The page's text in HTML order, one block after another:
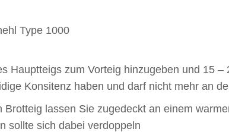
Type 1000
Hauptteigs zum Vorteig hinzugeben und 15
Konsitenz haben und darf nicht mehr an
Brotteig lassen Sie zugedeckt an einem
sollte sich dabei verdoppeln